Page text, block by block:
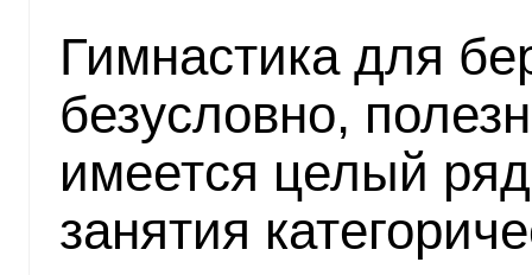
Гимнастика для
безусловно,
имеется целый
занятия